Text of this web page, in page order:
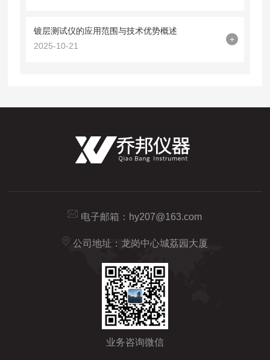
镀层测试仪的应用范围与技术优势概述
2025-10-21
+
电子邮箱： hy207@163.com
公司地址：龙岗中心城荔园大厦
业务咨询微信